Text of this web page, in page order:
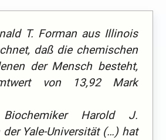
T. Forman aus Illinois
daß die chemischen
der Mensch besteht,
von 13,92 Mark
Harold J.
Yale-Universität (…) hat